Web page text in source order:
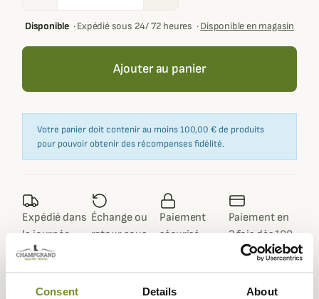
Consent Details About
Disponible·Expédié sous 24/ 72 heures ·Disponible en magasin
Ajouter au panier
Votre panier doit contenir au moins 100,00 € de produits
pour pouvoir obtenir des récompenses fidélité.
Expédié dans
la journée
Échange ou
retour sous
Paiement
sécurisé
Paiement en
3 fois dès 100
euros